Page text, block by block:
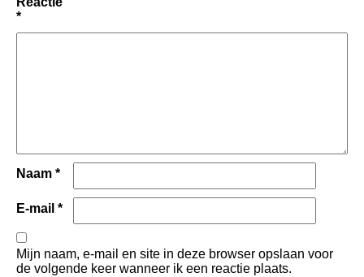
*
Naam *
E-mail *
Mijn naam, e-mail en site in deze browser opslaan voor
de volgende keer wanneer ik een reactie plaats.